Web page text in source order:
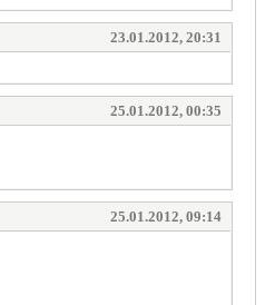
23.01.2012, 20:31
25.01.2012, 00:35
25.01.2012, 09:14